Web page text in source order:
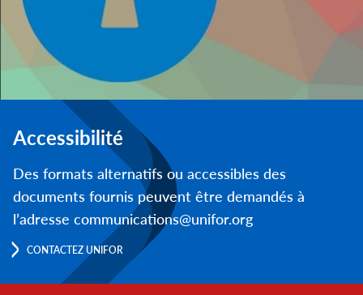
Accessibilité
Des formats alternatifs ou accessibles des
documents fournis peuvent être demandés à
l’adresse communications@unifor.org
CONTACTEZ UNIFOR